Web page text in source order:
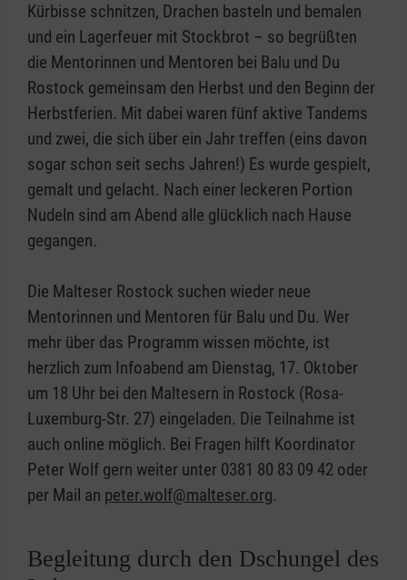
Kürbisse schnitzen, Drachen basteln und bemalen
und ein Lagerfeuer mit Stockbrot – so begrüßten
die Mentorinnen und Mentoren bei Balu und Du
Rostock gemeinsam den Herbst und den Beginn der
Herbstferien. Mit dabei waren fünf aktive Tandems
und zwei, die sich über ein Jahr treffen (eins davon
sogar schon seit sechs Jahren!) Es wurde gespielt,
gemalt und gelacht. Nach einer leckeren Portion
Nudeln sind am Abend alle glücklich nach Hause
gegangen.
Die Malteser Rostock suchen wieder neue
Mentorinnen und Mentoren für Balu und Du. Wer
mehr über das Programm wissen möchte, ist
herzlich zum Infoabend am Dienstag, 17. Oktober
um 18 Uhr bei den Maltesern in Rostock (Rosa-
Luxemburg-Str. 27) eingeladen. Die Teilnahme ist
auch online möglich. Bei Fragen hilft Koordinator
Peter Wolf gern weiter unter 0381 80 83 09 42 oder
per Mail an peter.wolf@malteser.org.
Begleitung durch den Dschungel des